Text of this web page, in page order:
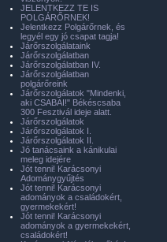
JELENTKEZZ TE IS
POLGÁRŐRNEK!
Jelentkezz Polgárőrnek, és
legyél egy jó csapat tagja!
Járőrszolgálataink
Járőrszolgálatban
Járőrszolgálatban IV.
Járőrszolgálatban
polgárőreink
Járőrszolgálatok "Mindenki,
aki CSABAI!" Békéscsaba
300 Fesztivál ideje alatt.
Járőrszolgálatok
Járőrszolgálatok I.
Járőrszolgálatok II.
Jó tanácsaink a kánikulai
meleg idejére
Jót tenni! Karácsonyi
Adománygyűjtés
Jót tenni! Karácsonyi
adományok a családokért,
gyermekekért!
Jót tenni! Karácsonyi
adományok a gyermekekért,
családokért!